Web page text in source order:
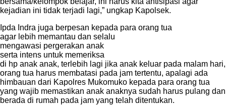
kejadian ini tidak terjadi lagi,” ungkap Kapolsek.
Ipda Indra juga berpesan kepada para orang tua
agar lebih memantau dan selalu
mengawasi pergerakan anak
serta intens untuk memeriksa
di hp anak anak, terlebih lagi jika anak keluar pada malam hari,
orang tua harus membatasi pada jam tertentu, apalagi ada
himbauan dari Kapolres Mukomuko kepada para orang tua
yang wajib memastikan anak anaknya sudah harus pulang dan
berada di rumah pada jam yang telah ditentukan.